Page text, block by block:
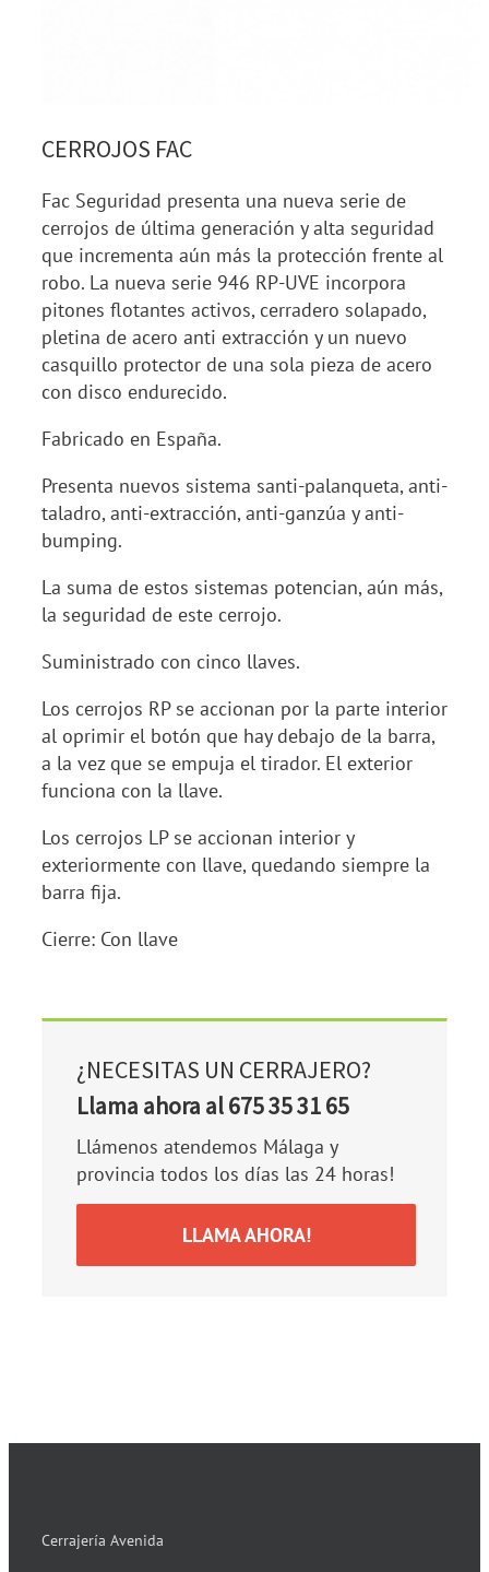
CERROJOS FAC
Fac Seguridad presenta una nueva serie de
cerrojos de última generación y alta seguridad
que incrementa aún más la protección frente al
robo. La nueva serie 946 RP-UVE incorpora
pitones flotantes activos, cerradero solapado,
pletina de acero anti extracción y un nuevo
casquillo protector de una sola pieza de acero
con disco endurecido.
Fabricado en España.
Presenta nuevos sistema santi-palanqueta, anti-
taladro, anti-extracción, anti-ganzúa y anti-
bumping.
La suma de estos sistemas potencian, aún más,
la seguridad de este cerrojo.
Suministrado con cinco llaves.
Los cerrojos RP se accionan por la parte interior
al oprimir el botón que hay debajo de la barra,
a la vez que se empuja el tirador. El exterior
funciona con la llave.
Los cerrojos LP se accionan interior y
exteriormente con llave, quedando siempre la
barra fija.
Cierre: Con llave
¿NECESITAS UN CERRAJERO?
Llama ahora al 675 35 31 65
Llámenos atendemos Málaga y
provincia todos los días las 24 horas!
LLAMA AHORA!
Cerrajería Avenida